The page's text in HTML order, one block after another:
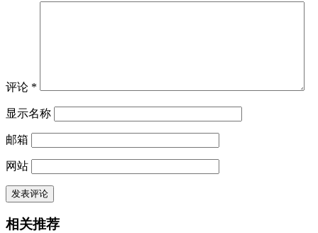
评论 *
显示名称
邮箱
网站
相关推荐